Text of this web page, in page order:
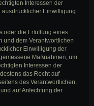
Interessen der
ausdrücklicher Einwilligung
oder die Erfüllung eines
und dem Verantwortlichen
Einwilligung der
Maßnahmen, um
Interessen der
das Recht auf
des Verantwortlichen,
auf Anfechtung der